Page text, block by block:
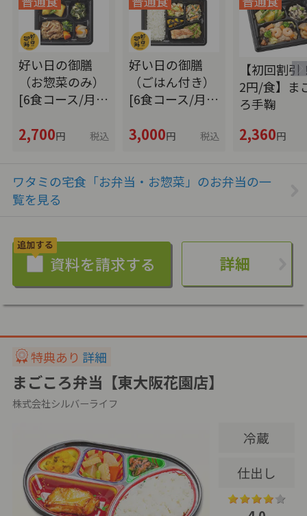
好い日の御膳
（お惣菜のみ）
[6食コース/月…
2,700円 税込
好い日の御膳
（ごはん付き）
[6食コース/月…
3,000円 税込
【初回割引
2円/食】ま
ろ手鞠
2,360円
ワタミの宅食「お弁当・お惣菜」のお弁当の一
覧を見る
詳細
特典あり 詳細
まごころ弁当【東大阪花園店】
株式会社シルバーライフ
冷蔵
仕出し